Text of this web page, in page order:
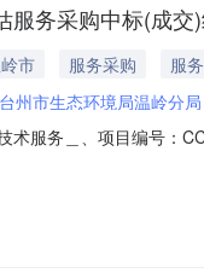
服务采购中标(成交
市 服务采购
服务
台州市生态环境局温岭分局
术服务＿、项目编号：
服务范围服务要求服